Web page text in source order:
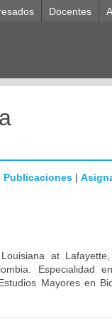
Docentes
Publicaciones |
at Lafayette,
Especialidad
Mayores en